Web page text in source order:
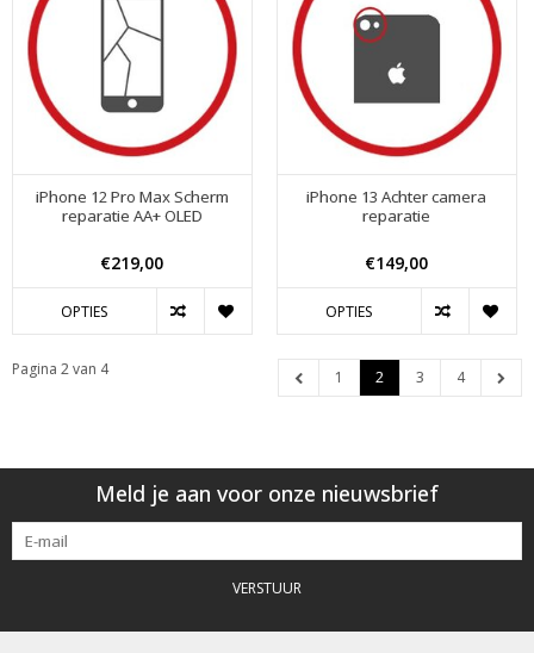
iPhone 12 Pro Max Scherm
reparatie AA+ OLED
€219,00
OPTIES
iPhone 13 Achter camera
reparatie
€149,00
OPTIES
Pagina 2 van 4 1 2 3 4
Meld je aan voor onze nieuwsbrief
VERSTUUR